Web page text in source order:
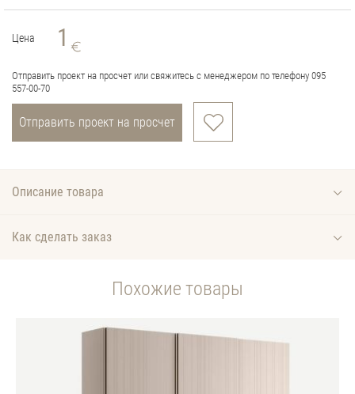
Цена 1
Отправить проект на просчет или свяжитесь с менеджером по телефону 095
557-00-70
Отправить проект на просчет
Описание товара
Как сделать заказ
Похожие товары